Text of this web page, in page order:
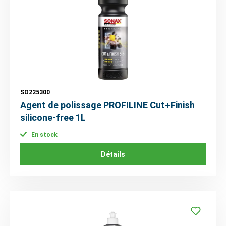
SO225300
Agent de polissage PROFILINE Cut+Finish
silicone-free 1L
En stock
Détails